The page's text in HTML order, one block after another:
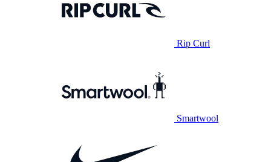
Rip Curl
Smartwool